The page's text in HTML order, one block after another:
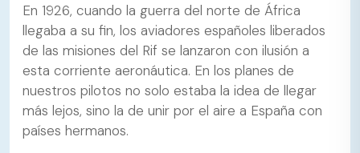
En 1926, cuando la guerra del norte de África
llegaba a su fin, los aviadores españoles liberados
de las misiones del Rif se lanzaron con ilusión a
esta corriente aeronáutica. En los planes de
nuestros pilotos no solo estaba la idea de llegar
más lejos, sino la de unir por el aire a España con
países hermanos.